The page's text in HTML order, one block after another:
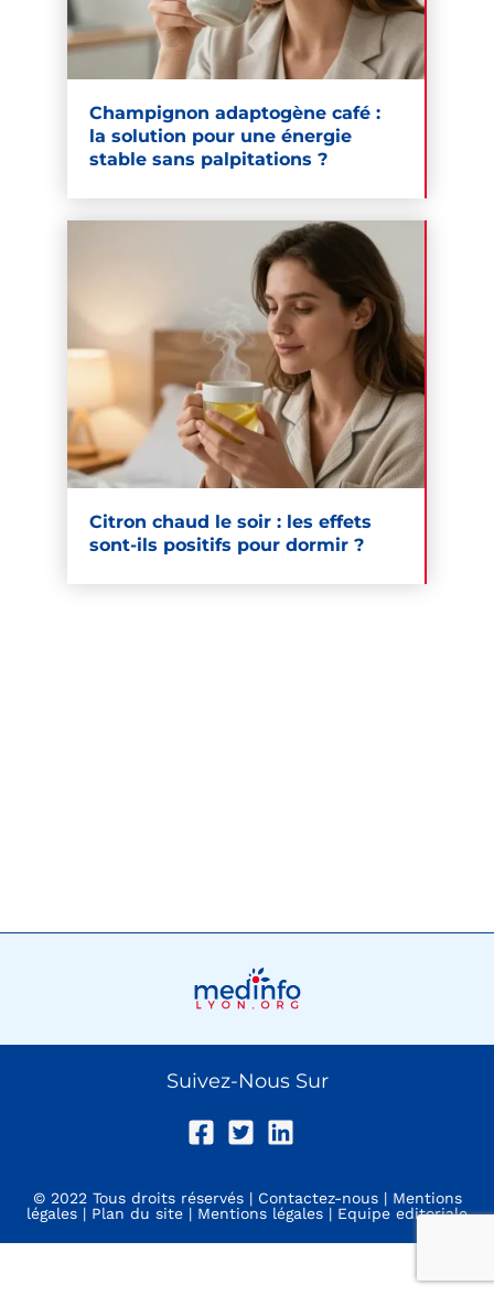
Champignon adaptogène café :
la solution pour une énergie
stable sans palpitations ?
Citron chaud le soir : les effets
sont-ils positifs pour dormir ?
Suivez-Nous Sur
© 2022 Tous droits réservés | Contactez-nous| Mentions
légales | Plan du site | Mentions légales | Equipe editoriale